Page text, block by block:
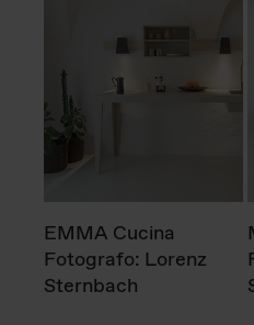
EMMA Cucina
Fotografo: Lorenz
Sternbach